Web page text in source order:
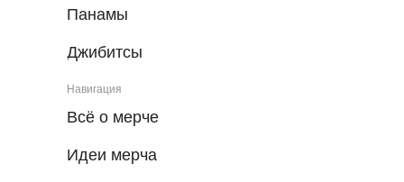
Навигация
Панамы
Джибитсы
Всё о мерче
Идеи мерча